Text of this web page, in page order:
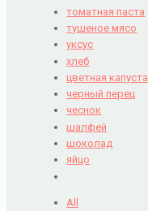
томатная паста
тушеное мясо
уксус
хлеб
цветная капуста
черный перец
чеснок
шалфей
шоколад
яйцо
All